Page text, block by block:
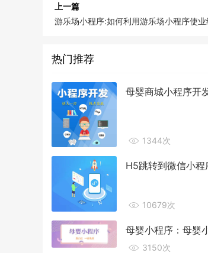
上一篇
游乐场小程序:如何利用游乐场小程序使业
热门推荐
母婴商城小程序开
1344次
H5跳转到微信小
10679次
母婴小程序：母婴
3150次